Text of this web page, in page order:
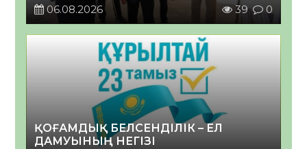
06.08.2026
39 0
ҚОҒАМДЫҚ БЕЛСЕНДІЛІК – ЕЛ
ДАМУЫНЫҢ НЕГІЗІ